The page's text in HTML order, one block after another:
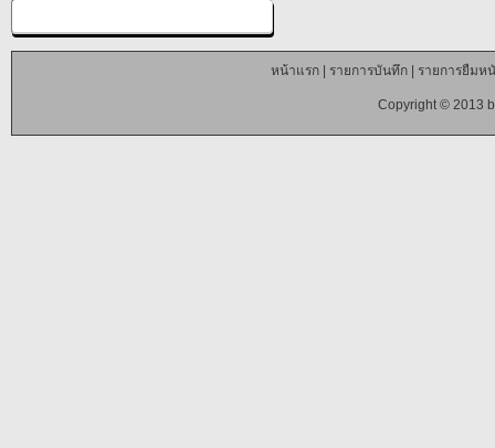
หน้าแรก| รายการบันทึก| รายการยืมห
Copyright © 2013